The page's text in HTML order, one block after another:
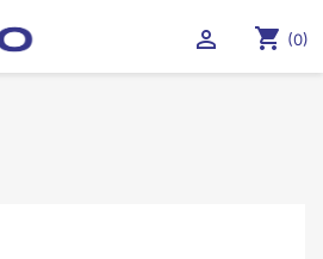
shopping_cart (0)
